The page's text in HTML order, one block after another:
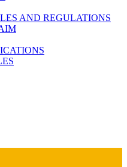
AND REGULATIONS